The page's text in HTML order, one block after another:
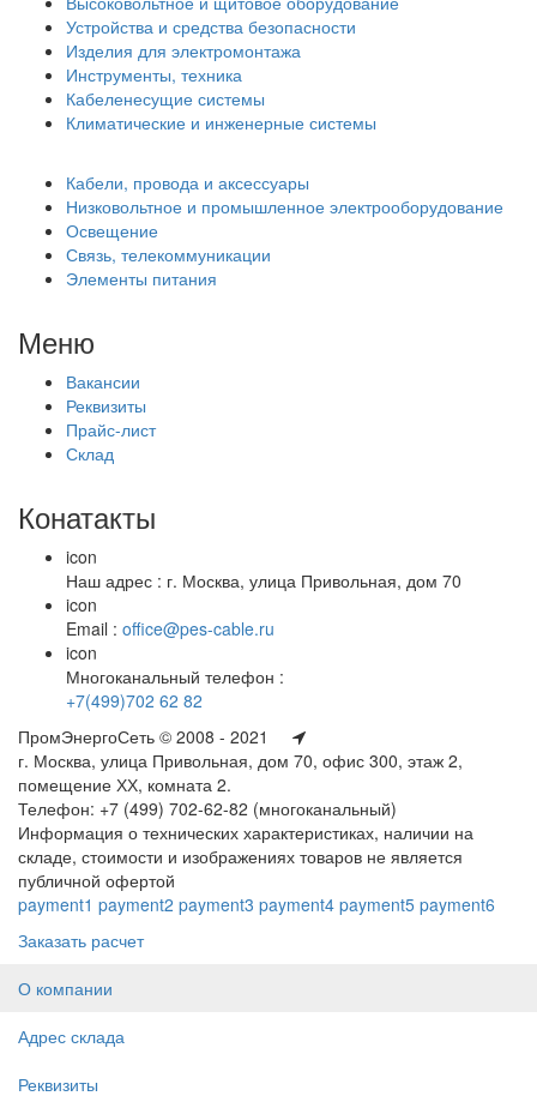
Устройства и средства безопасности
Изделия для электромонтажа
Инструменты, техника
Кабеленесущие системы
Климатические и инженерные системы
Кабели, провода и аксессуары
Низковольтное и промышленное электрооборудование
Освещение
Связь, телекоммуникации
Элементы питания
Меню
Вакансии
Реквизиты
Прайс-лист
Склад
Конатакты
icon
Наш адрес : г. Москва, улица Привольная, дом 70
icon
Email : office@pes-cable.ru
icon
Многоканальный телефон :
+7(499)702 62 82
ПромЭнергоСеть © 2008 - 2021
г. Москва, улица Привольная, дом 70, офис 300, этаж 2,
помещение ХХ, комната 2.
Телефон: +7 (499) 702-62-82 (многоканальный)
Информация о технических характеристиках, наличии на
складе, стоимости и изображениях товаров не является
публичной офертой
payment1 payment2 payment3 payment4 payment5 payment6
Заказать расчет
О компании
Адрес склада
Реквизиты